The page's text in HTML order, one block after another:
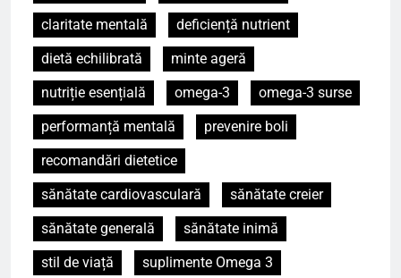
claritate mentală
deficiență nutrient
dietă echilibrată
minte ageră
nutriție esențială
omega-3
omega-3 surse
performanță mentală
prevenire boli
recomandări dietetice
sănătate cardiovasculară
sănătate creier
sănătate generală
sănătate inimă
stil de viață
suplimente Omega 3